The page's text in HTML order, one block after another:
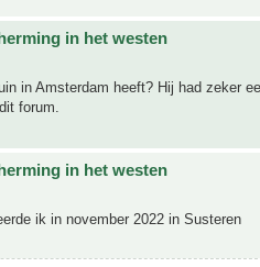
in het westen
in Amsterdam heeft? Hij had zeker
forum.
in het westen
ik in november 2022 in Susteren